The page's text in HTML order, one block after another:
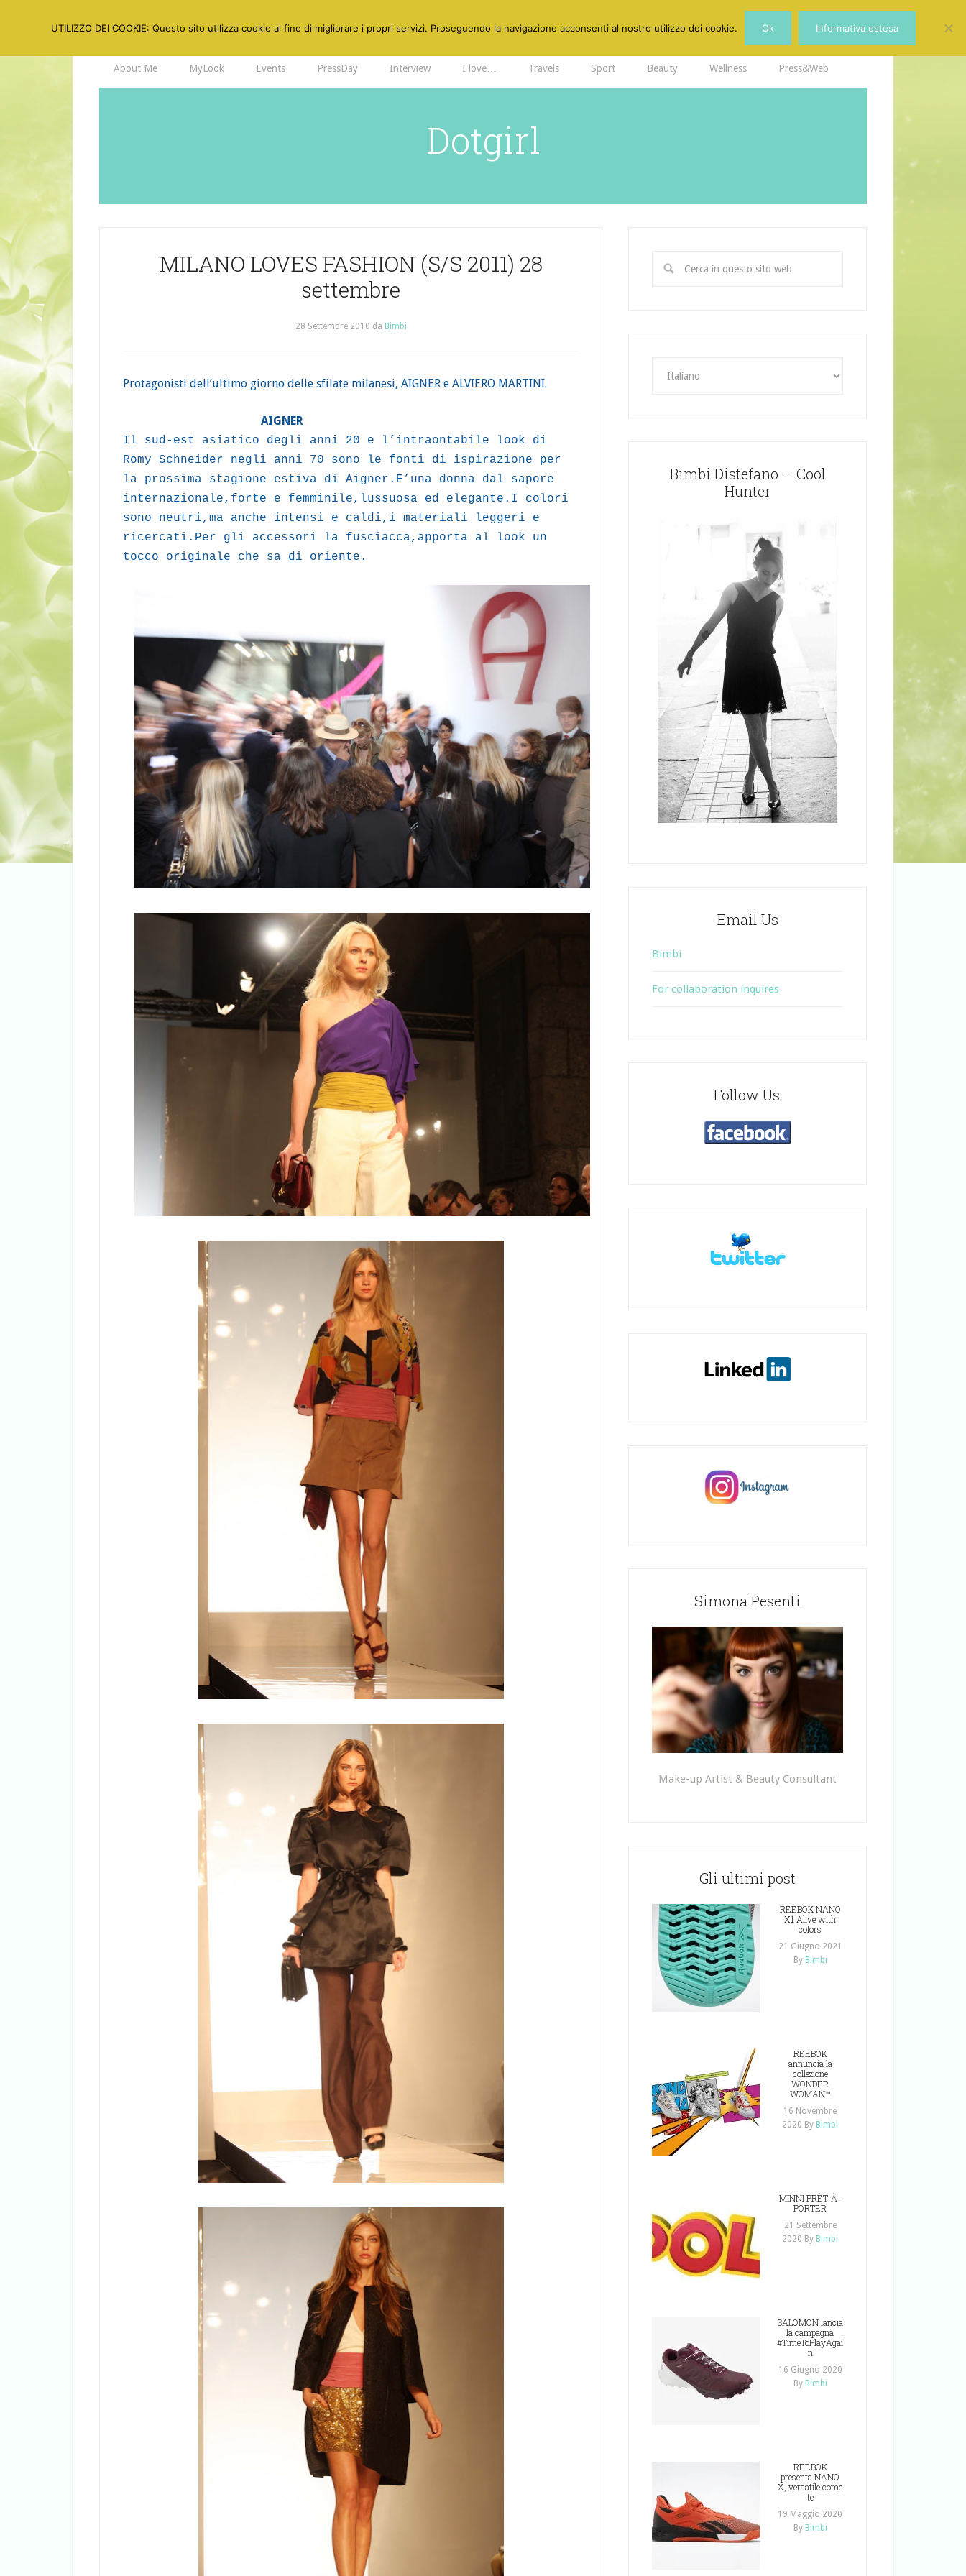
About Me MyLook Events PressDay Interview I love… Travels Sport Beauty Wellness Press&Web
Dotgirl
MILANO LOVES FASHION (S/S 2011) 28
settembre
28 Settembre 2010 da Bimbi
Protagonisti dell’ultimo giorno delle sfilate milanesi, AIGNER e ALVIERO MARTINI.
AIGNER
Il sud-est asiatico degli anni 20 e l’intraontabile look di
Romy Schneider negli anni 70 sono le fonti di ispirazione per
la prossima stagione estiva di Aigner.E’una donna dal sapore
internazionale,forte e femminile,lussuosa ed elegante.I colori
sono neutri,ma anche intensi e caldi,i materiali leggeri e
ricercati.Per gli accessori la fusciacca,apporta al look un
tocco originale che sa di oriente.
Bimbi Distefano – Cool
Hunter
Email Us
Bimbi
For collaboration inquires
Follow Us:
Simona Pesenti
Make-up Artist & Beauty Consultant
Gli ultimi post
REEBOK NANO
X1 Alive with
colors
21 Giugno 2021
By Bimbi
REEBOK
annuncia la
collezione
WONDER
WOMAN™
16 Novembre
2020 By Bimbi
MINNI PRÊT-À-
PORTER
21 Settembre
2020 By Bimbi
SALOMON lancia
la campagna
#TimeToPlayAgai
n
16 Giugno 2020
By Bimbi
REEBOK
presenta NANO
X, versatile come
te
19 Maggio 2020
By Bimbi
UTILIZZO DEI COOKIE: Questo sito utilizza cookie al fine di migliorare i propri servizi. Proseguendo la navigazione acconsenti al nostro utilizzo dei cookie. Ok Informativa estesa